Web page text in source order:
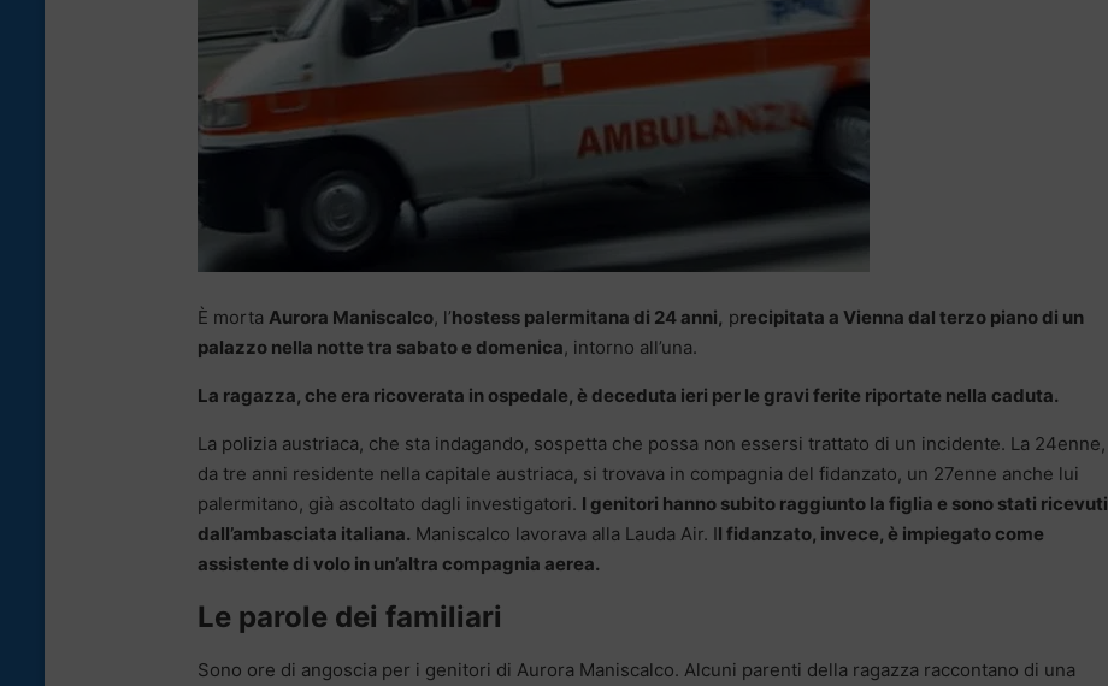
È morta Aurora Maniscalco, l’hostess palermitana di 24 anni, precipitata a Vienna dal terzo piano di un
palazzo nella notte tra sabato e domenica, intorno all’una.
La ragazza, che era ricoverata in ospedale, è deceduta ieri per le gravi ferite riportate nella caduta.
La polizia austriaca, che sta indagando, sospetta che possa non essersi trattato di un incidente. La 24enne,
da tre anni residente nella capitale austriaca, si trovava in compagnia del fidanzato, un 27enne anche lui
palermitano, già ascoltato dagli investigatori. I genitori hanno subito raggiunto la figlia e sono stati ricevuti
dall’ambasciata italiana. Maniscalco lavorava alla Lauda Air. Il fidanzato, invece, è impiegato come
assistente di volo in un’altra compagnia aerea.
Le parole dei familiari
Sono ore di angoscia per i genitori di Aurora Maniscalco. Alcuni parenti della ragazza raccontano di una